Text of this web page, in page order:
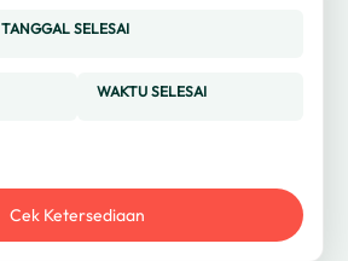
TANGGAL SELESAI
WAKTU SELESAI
Cek Ketersediaan